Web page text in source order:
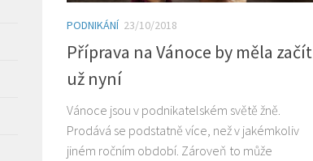
PODNIKÁNÍ 23/10/2018
Příprava na Vánoce by měla začít
už nyní
Vánoce jsou v podnikatelském světě žně.
Prodává se podstatně více, než v jakémkoliv
jiném ročním období. Zároveň to může